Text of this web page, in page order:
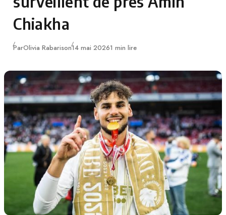
Chiakha
ParOlivia RabarisonPublié
14 mai 20261 min lire